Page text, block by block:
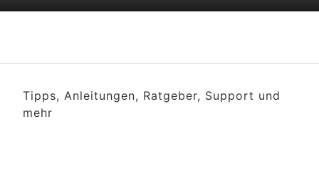
Tipps, Anleitungen, Ratgeber, Support und
mehr